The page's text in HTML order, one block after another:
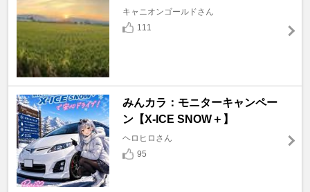
キャニオンゴールドさん
111
みんカラ：モニターキャンペー
ン【X-ICE SNOW＋】
ヘロヒロさん
95